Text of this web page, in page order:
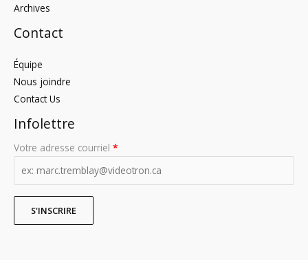
Archives
Contact
Équipe
Nous joindre
Contact Us
Infolettre
Votre adresse courriel *